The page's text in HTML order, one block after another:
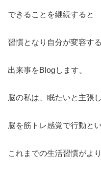
できることを継続すると
習慣となり自分が変容す
出来事をBlogします。
脳の私は、眠たいと主張し
脳を筋トレ感覚で行動と
これまでの生活習慣がよ